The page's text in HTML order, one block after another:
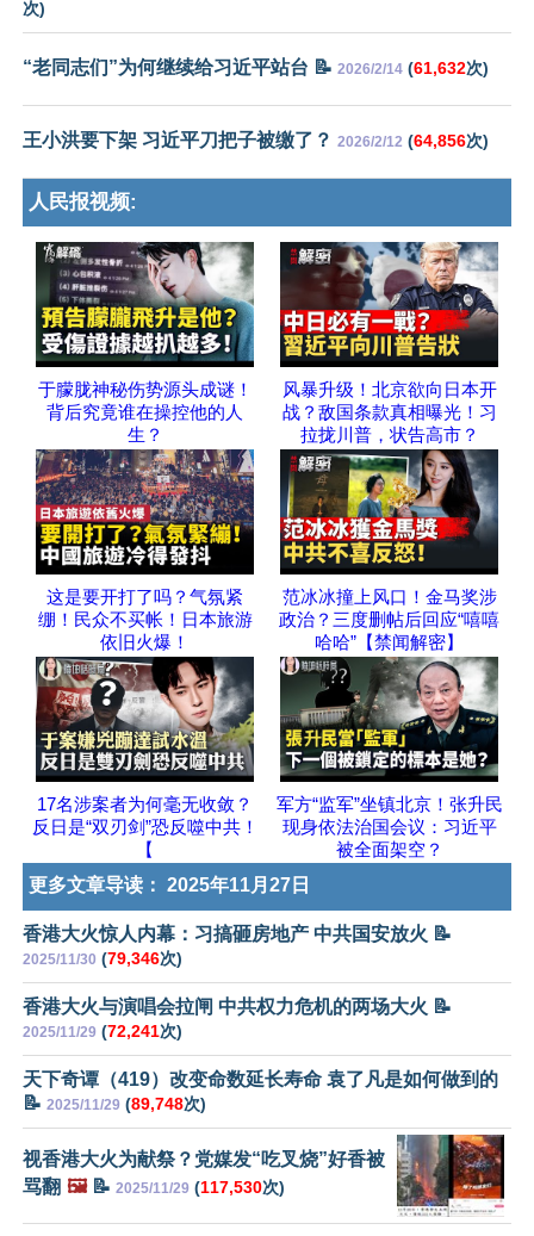
次)
“老同志们”为何继续给习近平站台 📝 2026/2/14 (61,632次)
王小洪要下架 习近平刀把子被缴了？ 2026/2/12 (64,856次)
人民报视频:
于朦胧神秘伤势源头成谜！
背后究竟谁在操控他的人
生？
风暴升级！北京欲向日本开
战？敌国条款真相曝光！习
拉拢川普，状告高市？
这是要开打了吗？气氛紧
绷！民众不买帐！日本旅游
依旧火爆！
范冰冰撞上风口！金马奖涉
政治？三度删帖后回应“嘻嘻
哈哈”【禁闻解密】
17名涉案者为何毫无收敛？
反日是“双刃剑”恐反噬中共！
【
军方“监军”坐镇北京！张升民
现身依法治国会议：习近平
被全面架空？
更多文章导读： 2025年11月27日
香港大火惊人内幕：习搞砸房地产 中共国安放火 📝
2025/11/30 (79,346次)
香港大火与演唱会拉闸 中共权力危机的两场大火 📝
2025/11/29 (72,241次)
天下奇谭（419）改变命数延长寿命 袁了凡是如何做到的
📝 2025/11/29 (89,748次)
视香港大火为献祭？党媒发“吃叉烧”好香被
骂翻 🖼️📝 2025/11/29 (117,530次)